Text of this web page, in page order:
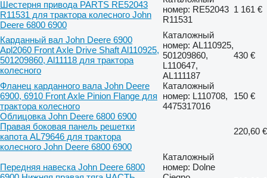
Шестерня привода PARTS RE52043
R11531 для трактора колесного John
Deere 6800 6900
номер: RE52043
R11531
1 161 €
Карданный вал John Deere 6900
Apl2060 Front Axle Drive Shaft Al110925,
501209860, Al11118 для трактора
колесного
Каталожный
номер: AL110925,
501209860,
L110647,
AL111187
430 €
Фланец карданного вала John Deere
6900, 6910 Front Axle Pinion Flange для
трактора колесного
Каталожный
номер: L110708,
4475317016
150 €
Облицовка John Deere 6800 6900
Правая боковая панель решетки
капота AL79646 для трактора
колесного John Deere 6800 6900
220,60 €
Передняя навеска John Deere 6800
Каталожный
номер: Dolne